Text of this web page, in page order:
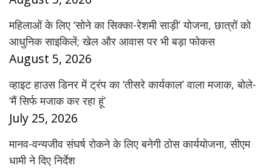
महिलाओं के लिए ‘सोने का सिक्का-रेशमी साड़ी’ योजना, छात्रों को
आधुनिक साइकिलें; खेल और आवास पर भी बड़ा फोकस
August 5, 2026
व्हाइट हाउस डिनर में ट्रंप का ‘तीसरे कार्यकाल’ वाला मजाक, बोले-
‘मैं सिर्फ मजाक कर रहा हूं’
July 25, 2026
मानव-वन्यजीव संघर्ष रोकने के लिए बनेगी ठोस कार्ययोजना, सीएम
धामी ने दिए निर्देश